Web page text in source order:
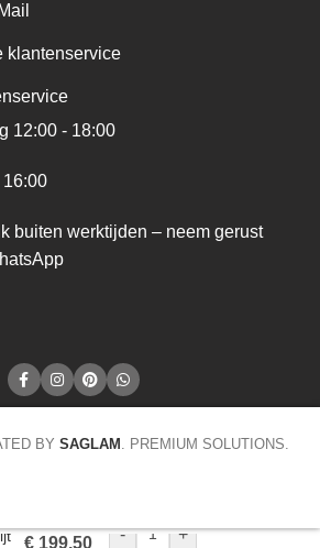
klantenservice
12:00 - 18:00
16:00
buiten werktijden – neem gerust
BY SAGLAM . PREMIUM SOLUTIONS.
€ 199,50 - +